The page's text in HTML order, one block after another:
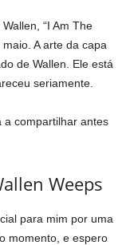
“I Am The
A arte da capa
de Wallen. Ele está
seriamente.
a compartilhar antes
Weeps
para mim por uma
momento, e espero